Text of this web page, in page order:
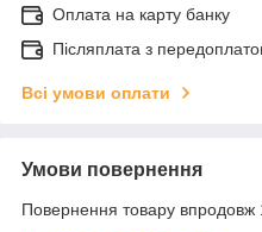
Оплата на карту банку
Післяплата з
Всі умови оплати
Умови повернення
Повернення товару впродовж